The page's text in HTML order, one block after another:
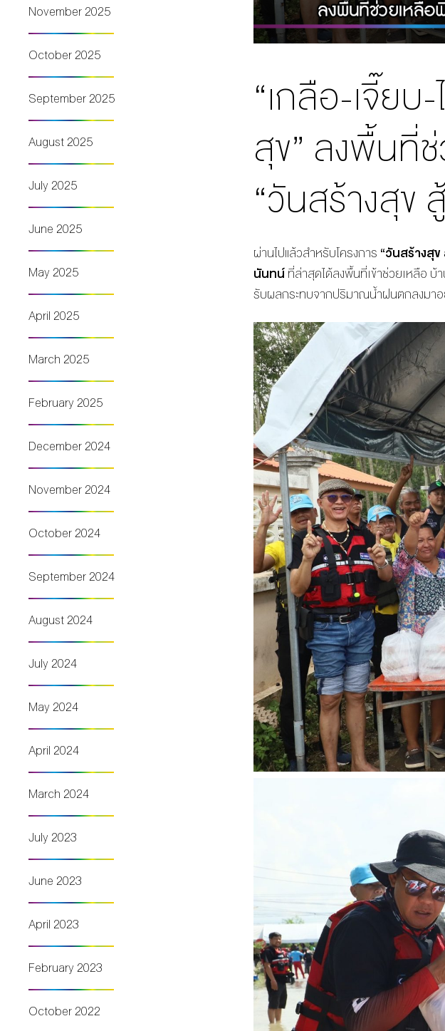
“เกลือ-เจี๊ย
สุข” ลงพื้นที่
“วันสร้างสุข
ผ่านไปแล้วสำหรับโครงการ “วันสร้างสุ
นันทน์ที่ล่าสุดได้ลงพื้นที่เข้าช่วยเหลือ บ้
รับผลกระทบจากปริมาณน้ำฝนตกลงมาอ
November 2025
October 2025
September 2025
August 2025
July 2025
June 2025
May 2025
April 2025
March 2025
February 2025
December 2024
November 2024
October 2024
September 2024
August 2024
July 2024
May 2024
April 2024
March 2024
July 2023
June 2023
April 2023
February 2023
October 2022